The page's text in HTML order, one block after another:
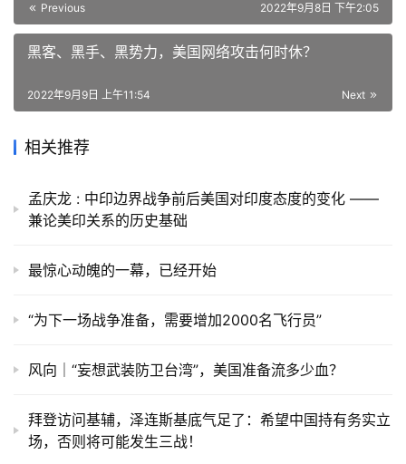
Previous 2022年9月8日 下午2:05
黑客、黑手、黑势力，美国网络攻击何时休？
Next
2022年9月9日 上午11:54
相关推荐
孟庆龙 : 中印边界战争前后美国对印度态度的变化 ——
兼论美印关系的历史基础
最惊心动魄的一幕，已经开始
“为下一场战争准备，需要增加2000名飞行员”
风向｜“妄想武装防卫台湾”，美国准备流多少血？
拜登访问基辅，泽连斯基底气足了：希望中国持有务实立
场，否则将可能发生三战！